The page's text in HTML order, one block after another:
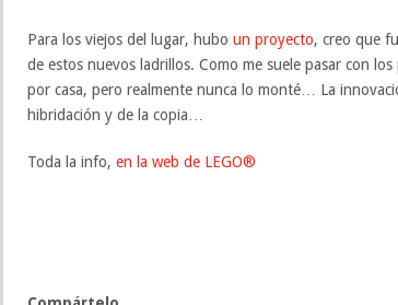
Para los viejos del lugar, hubo un proyecto, creo que
de estos nuevos ladrillos. Como me suele pasar con
por casa, pero realmente nunca lo monté… La
hibridación y de la copia…
Toda la info, en la web de LEGO®